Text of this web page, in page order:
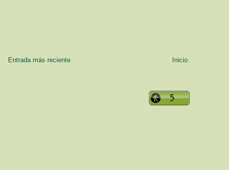
Entrada más reciente Inicio